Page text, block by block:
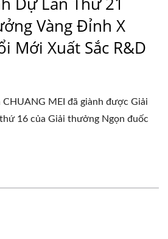
Vàng Đỉnh X
Mới Xuất Sắc R&D
MEI đã giành được Giải
16 của Giải thưởng Ngọn đuốc